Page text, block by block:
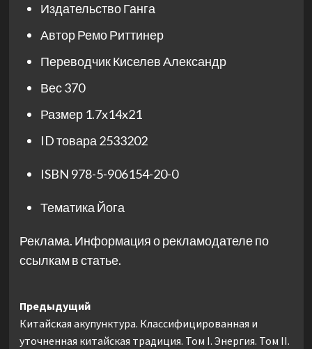
ИздательствоГанга
АвторРемо Риттинер
ПереводчикКиселев Александр
Вес370
Размер 1.7x14x21
ID товара 2533202
ISBN 978-5-906154-20-0
Тематика Йога
Реклама. Информация о рекламодателе по
ссылкам в статье.
Навигация
записи
Предыдущий
Китайская акупунктура. Классифицированная и
уточненная китайская традиция. Том I. Энергия. Том II.